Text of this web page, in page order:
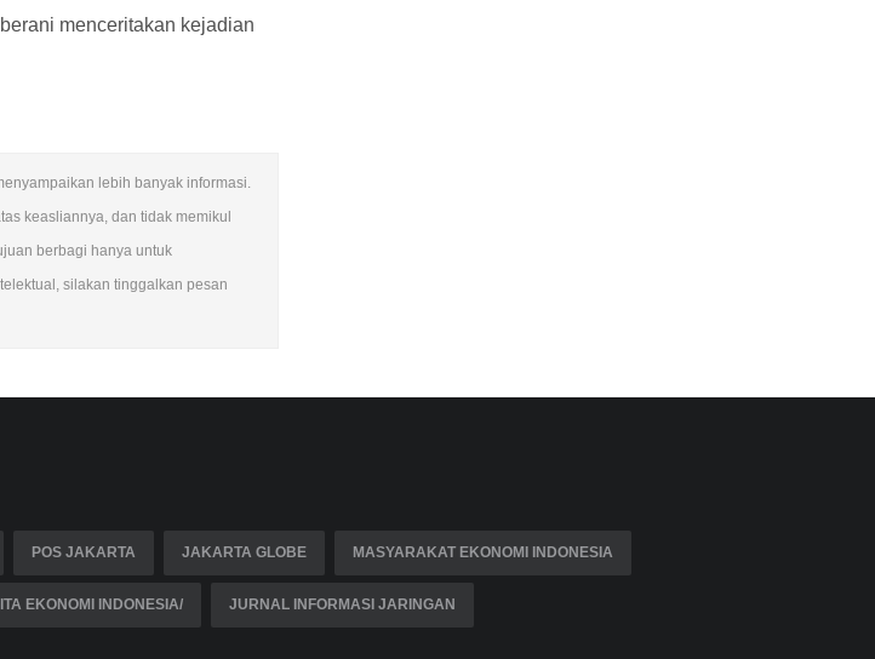
menceritakan kejadian
lebih banyak informasi.
keasliannya, dan tidak memikul
berbagi hanya untuk
silakan tinggalkan pesan
POS JAKARTA JAKARTA GLOBE MASYARAKAT EKONOMI INDONESIA
EKONOMI INDONESIA/ JURNAL INFORMASI JARINGAN